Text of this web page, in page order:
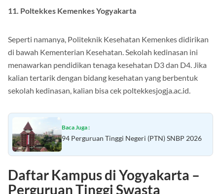
11. Poltekkes Kemenkes Yogyakarta
Seperti namanya, Politeknik Kesehatan Kemenkes didirikan
di bawah Kementerian Kesehatan. Sekolah kedinasan ini
menawarkan pendidikan tenaga kesehatan D3 dan D4. Jika
kalian tertarik dengan bidang kesehatan yang berbentuk
sekolah kedinasan, kalian bisa cek poltekkesjogja.ac.id.
Baca Juga :
94 Perguruan Tinggi Negeri (PTN) SNBP 2026
Daftar Kampus di Yogyakarta –
Perguruan Tinggi Swasta